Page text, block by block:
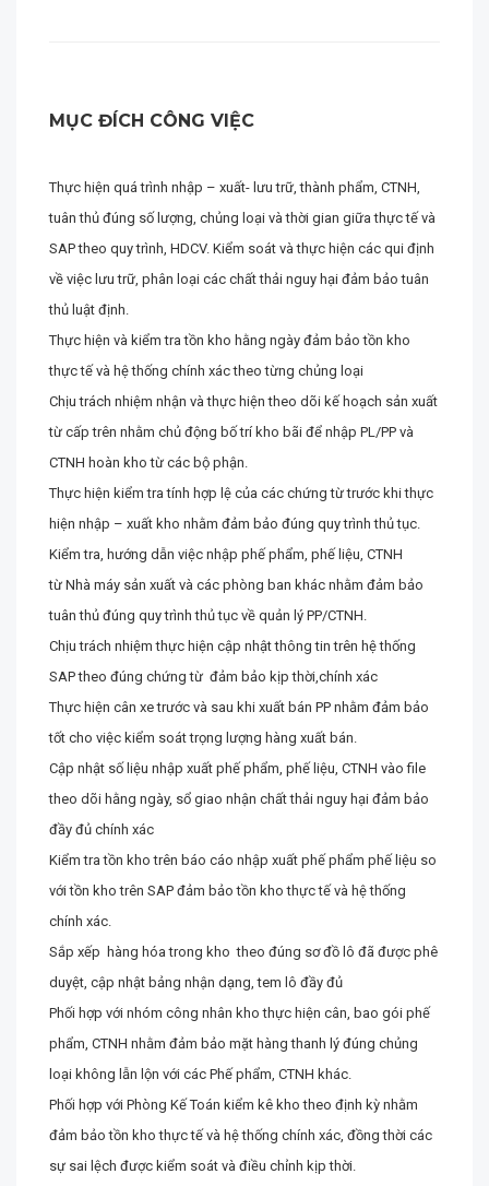
MỤC ĐÍCH CÔNG VIỆC
Thực hiện quá trình nhập – xuất- lưu trữ, thành phẩm, CTNH,
tuân thủ đúng số lượng, chủng loại và thời gian giữa thực tế và
SAP theo quy trình, HDCV. Kiểm soát và thực hiện các qui định
về việc lưu trữ, phân loại các chất thải nguy hại đảm bảo tuân
thủ luật định.
Thực hiện và kiểm tra tồn kho hằng ngày đảm bảo tồn kho
thực tế và hệ thống chính xác theo từng chủng loại
Chịu trách nhiệm nhận và thực hiện theo dõi kế hoạch sản xuất
từ cấp trên nhằm chủ động bố trí kho bãi để nhập PL/PP và
CTNH hoàn kho từ các bộ phận.
Thực hiện kiểm tra tính hợp lệ của các chứng từ trước khi thực
hiện nhập – xuất kho nhằm đảm bảo đúng quy trình thủ tục.
Kiểm tra, hướng dẫn việc nhập phế phẩm, phế liệu, CTNH
từ Nhà máy sản xuất và các phòng ban khác nhằm đảm bảo
tuân thủ đúng quy trình thủ tục về quản lý PP/CTNH.
Chịu trách nhiệm thực hiện cập nhật thông tin trên hệ thống
SAP theo đúng chứng từ đảm bảo kịp thời,chính xác
Thực hiện cân xe trước và sau khi xuất bán PP nhằm đảm bảo
tốt cho việc kiểm soát trọng lượng hàng xuất bán.
Cập nhật số liệu nhập xuất phế phẩm, phế liệu, CTNH vào file
theo dõi hằng ngày, sổ giao nhận chất thải nguy hại đảm bảo
đầy đủ chính xác
Kiểm tra tồn kho trên báo cáo nhập xuất phế phẩm phế liệu so
với tồn kho trên SAP đảm bảo tồn kho thực tế và hệ thống
chính xác.
Sắp xếp hàng hóa trong kho theo đúng sơ đồ lô đã được phê
duyệt, cập nhật bảng nhận dạng, tem lô đầy đủ
Phối hợp với nhóm công nhân kho thực hiện cân, bao gói phế
phẩm, CTNH nhằm đảm bảo mặt hàng thanh lý đúng chủng
loại không lẫn lộn với các Phế phẩm, CTNH khác.
Phối hợp với Phòng Kế Toán kiểm kê kho theo định kỳ nhằm
đảm bảo tồn kho thực tế và hệ thống chính xác, đồng thời các
sự sai lệch được kiểm soát và điều chỉnh kịp thời.